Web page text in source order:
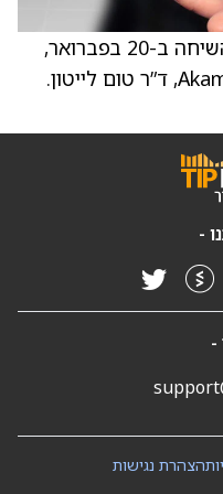
. KeyBanc ותנוהל על ידי את השיחה ב-20 בפברואר,
-
-
הצהרת נגישות